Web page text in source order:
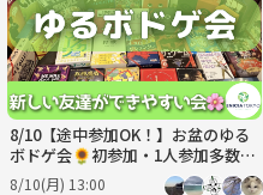
8/10【途中参加OK！】お盆のゆる
ボドゲ会🌻初参加・1人参加多数✨
夏の交流イベント♫
8/10(月) 13:00